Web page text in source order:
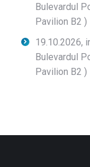
Bulevardul
Pavilion B2 )
19.10.2026,
Bulevardul
Pavilion B2 )